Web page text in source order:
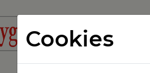
Cookies